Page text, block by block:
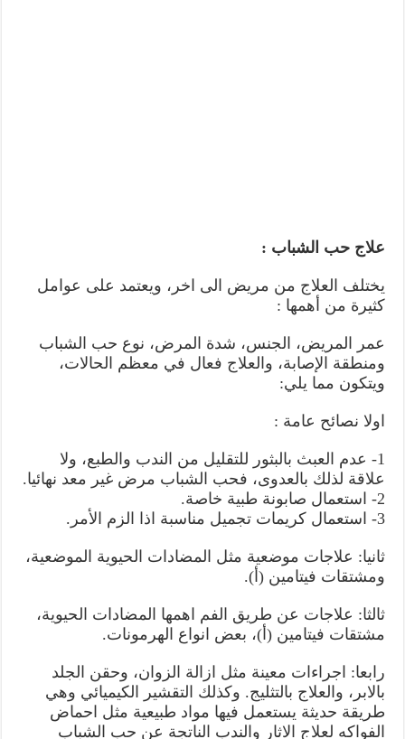
علاج حب الشباب :
يختلف العلاج من مريض الى اخر، ويعتمد على عوامل
كثيرة من أهمها :
عمر المريض، الجنس، شدة المرض، نوع حب الشباب
ومنطقة الإصابة، والعلاج فعال في معظم الحالات،
ويتكون مما يلي:
اولا نصائح عامة :
1- عدم العبث بالبثور للتقليل من الندب والطبع، ولا
علاقة لذلك بالعدوى، فحب الشباب مرض غير معد نهائيا.
2- استعمال صابونة طبية خاصة.
3- استعمال كريمات تجميل مناسبة اذا الزم الأمر.
ثانيا: علاجات موضعية مثل المضادات الحيوية الموضعية،
ومشتقات فيتامين (أ).
ثالثا: علاجات عن طريق الفم اهمها المضادات الحيوية،
مشتقات فيتامين (أ)، بعض انواع الهرمونات.
رابعا: اجراءات معينة مثل ازالة الزوان، وحقن الجلد
بالابر، والعلاج بالتثليج. وكذلك التقشير الكيميائي وهي
طريقة حديثة يستعمل فيها مواد طبيعية مثل احماض
الفواكه لعلاج الاثار والندب الناتجة عن حب الشباب